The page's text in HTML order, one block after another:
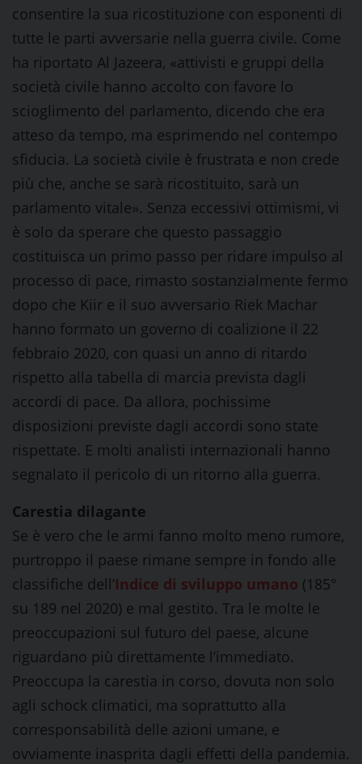
consentire la sua ricostituzione con esponenti di
tutte le parti avversarie nella guerra civile. Come
ha riportato Al Jazeera, «attivisti e gruppi della
società civile hanno accolto con favore lo
scioglimento del parlamento, dicendo che era
atteso da tempo, ma esprimendo nel contempo
sfiducia. La società civile è frustrata e non crede
più che, anche se sarà ricostituito, sarà un
parlamento vitale». Senza eccessivi ottimismi, vi
è solo da sperare che questo passaggio
costituisca un primo passo per ridare impulso al
processo di pace, rimasto sostanzialmente fermo
dopo che Kiir e il suo avversario Riek Machar
hanno formato un governo di coalizione il 22
febbraio 2020, con quasi un anno di ritardo
rispetto alla tabella di marcia prevista dagli
accordi di pace. Da allora, pochissime
disposizioni previste dagli accordi sono state
rispettate. E molti analisti internazionali hanno
segnalato il pericolo di un ritorno alla guerra.
Carestia dilagante
Se è vero che le armi fanno molto meno rumore,
purtroppo il paese rimane sempre in fondo alle
classifiche dell’Indice di sviluppo umano (185°
su 189 nel 2020) e mal gestito. Tra le molte le
preoccupazioni sul futuro del paese, alcune
riguardano più direttamente l’immediato.
Preoccupa la carestia in corso, dovuta non solo
agli schock climatici, ma soprattutto alla
corresponsabilità delle azioni umane, e
ovviamente inasprita dagli effetti della pandemia.